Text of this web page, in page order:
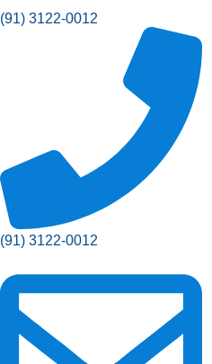
(91) 3122-0012
(91) 3122-0012